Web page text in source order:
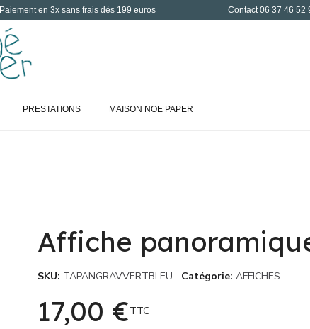
Paiement en 3x sans frais dès 199 euros Contact 06 37 46 52
PRESTATIONS MAISON NOE PAPER
Affiche
SKU TAPANGRAVVERTBLEU Catégorie AFFICHES
17,00 €TTC